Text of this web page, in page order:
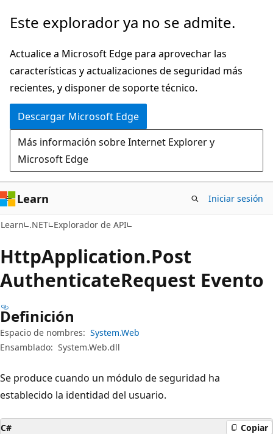
Ir
contenido
principal
Ir
la
navegación
en
la
página
Este explorador ya no se admite.
Actualice a Microsoft Edge para aprovechar las
características y actualizaciones de seguridad más
recientes, y disponer de soporte técnico.
Descargar Microsoft Edge
Más información sobre Internet Explorer y
Microsoft Edge
Learn Iniciar sesión
Learn .NET Explorador de API
HttpApplication.Post
AuthenticateRequest Evento
Definición
Espacio de nombres: System.Web
Ensamblado: System.Web.dll
Se produce cuando un módulo de seguridad ha
establecido la identidad del usuario.
C# Copiar